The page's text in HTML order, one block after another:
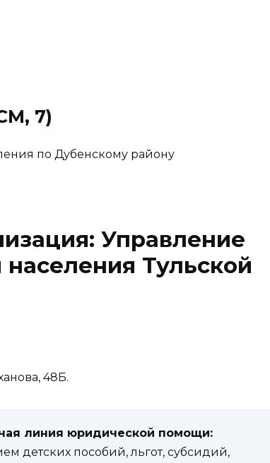
7)
Управление
Тульской
48Б.
линия юридической помощи:
детских пособий, льгот, субсидий,